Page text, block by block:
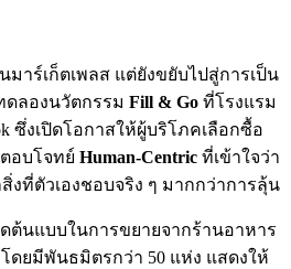
มาร์เก็ตเพลส แต่ยังขยับไปสู่การเป็น
ดลองนวัตกรรม Fill & Go ที่โรงแรม
ซึ่งเปิดโอกาสให้ผู้บริโภคเลือกซื้อ
อบโจทย์ Human-Centric ที่เข้าใจว่า
งที่ตัวเองชอบจริง ๆ มากกว่าการลุ้น
ต้นแบบในการขยายจากร้านอาหาร
ดยมีพันธมิตรกว่า 50 แห่ง แสดงให้